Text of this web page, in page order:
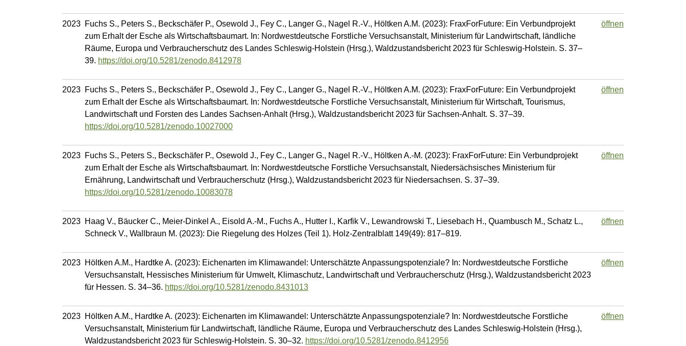
2023 Fuchs S., Peters S., Beckschäfer P., Osewold J., Fey C., Langer G., Nagel R.-V., Höltken A.M. (2023): FraxForFuture: Ein Verbundprojekt
zum Erhalt der Esche als Wirtschaftsbaumart. In: Nordwestdeutsche Forstliche Versuchsanstalt, Ministerium für Landwirtschaft, ländliche
Räume, Europa und Verbraucherschutz des Landes Schleswig-Holstein (Hrsg.), Waldzustandsbericht 2023 für Schleswig-Holstein. S. 37–
39. https://doi.org/10.5281/zenodo.8412978
öffnen
2023 Fuchs S., Peters S., Beckschäfer P., Osewold J., Fey C., Langer G., Nagel R.-V., Höltken A.M. (2023): FraxForFuture: Ein Verbundprojekt
zum Erhalt der Esche als Wirtschaftsbaumart. In: Nordwestdeutsche Forstliche Versuchsanstalt, Ministerium für Wirtschaft, Tourismus,
Landwirtschaft und Forsten des Landes Sachsen-Anhalt (Hrsg.), Waldzustandsbericht 2023 für Sachsen-Anhalt. S. 37–39.
https://doi.org/10.5281/zenodo.10027000
öffnen
2023 Fuchs S., Peters S., Beckschäfer P., Osewold J., Fey C., Langer G., Nagel R.-V., Höltken A.-M. (2023): FraxForFuture: Ein Verbundprojekt
zum Erhalt der Esche als Wirtschaftsbaumart. In: Nordwestdeutsche Forstliche Versuchsanstalt, Niedersächsisches Ministerium für
Ernährung, Landwirtschaft und Verbraucherschutz (Hrsg.), Waldzustandsbericht 2023 für Niedersachsen. S. 37–39.
https://doi.org/10.5281/zenodo.10083078
öffnen
2023 Haag V., Bäucker C., Meier-Dinkel A., Eisold A.-M., Fuchs A., Hutter I., Karfik V., Lewandrowski T., Liesebach H., Quambusch M., Schatz L.,
Schneck V., Wallbraun M. (2023): Die Riegelung des Holzes (Teil 1). Holz-Zentralblatt 149(49): 817–819.
öffnen
2023 Höltken A.M., Hardtke A. (2023): Eichenarten im Klimawandel: Unterschätzte Anpassungspotenziale? In: Nordwestdeutsche Forstliche
Versuchsanstalt, Hessisches Ministerium für Umwelt, Klimaschutz, Landwirtschaft und Verbraucherschutz (Hrsg.), Waldzustandsbericht 2023
für Hessen. S. 34–36. https://doi.org/10.5281/zenodo.8431013
öffnen
2023 Höltken A.M., Hardtke A. (2023): Eichenarten im Klimawandel: Unterschätzte Anpassungspotenziale? In: Nordwestdeutsche Forstliche
Versuchsanstalt, Ministerium für Landwirtschaft, ländliche Räume, Europa und Verbraucherschutz des Landes Schleswig-Holstein (Hrsg.),
Waldzustandsbericht 2023 für Schleswig-Holstein. S. 30–32. https://doi.org/10.5281/zenodo.8412956
öffnen